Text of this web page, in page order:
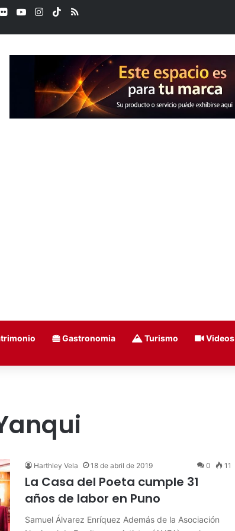
Flickr YouTubeInstagram
TikTokRSS
Gastronomia Turismo Videos
Harthley Vela 18 de abril de 2019 0 11
La Casa del Poeta cumple 31
años de labor en Puno
Samuel Álvarez Enríquez Además de la Asociación